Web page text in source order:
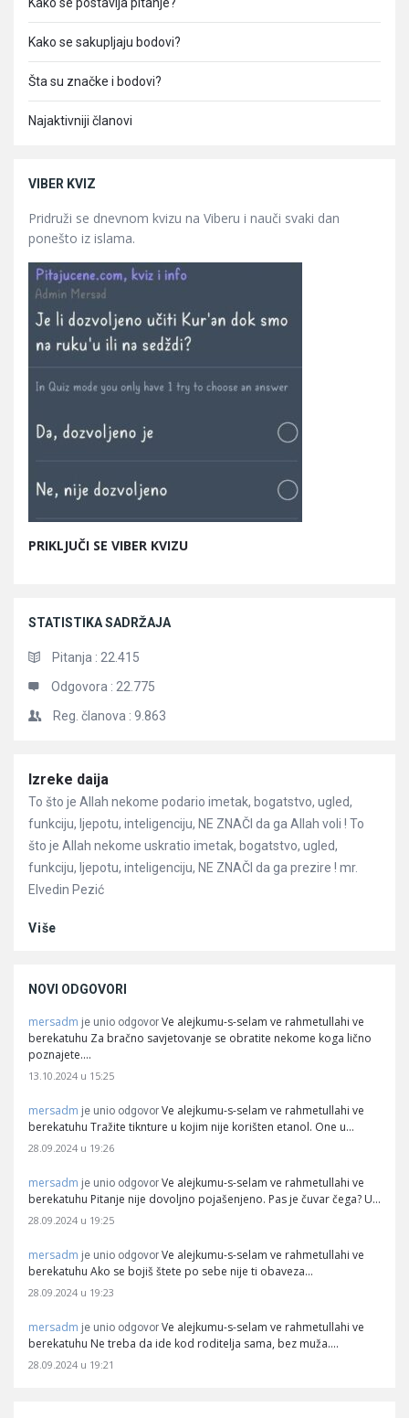
Kako se sakupljaju bodovi?
Šta su značke i bodovi?
Najaktivniji članovi
VIBER KVIZ
Pridruži se dnevnom kvizu na Viberu i nauči svaki dan
ponešto iz islama.
PRIKLJUČI SE VIBER KVIZU
STATISTIKA SADRŽAJA
Pitanja : 22.415
Odgovora : 22.775
Reg. članova : 9.863
Članci
Izreke daija
To što je Allah nekome podario imetak, bogatstvo, ugled,
funkciju, ljepotu, inteligenciju, NE ZNAČI da ga Allah voli ! To
što je Allah nekome uskratio imetak, bogatstvo, ugled,
funkciju, ljepotu, inteligenciju, NE ZNAČI da ga prezire ! mr.
Elvedin Pezić
Više
NOVI ODGOVORI
mersadm je unio odgovor Ve alejkumu-s-selam ve rahmetullahi ve
berekatuhu Za bračno savjetovanje se obratite nekome koga lično
poznajete.…
13.10.2024 u 15:25
mersadm je unio odgovor Ve alejkumu-s-selam ve rahmetullahi ve
berekatuhu Tražite tiknture u kojim nije korišten etanol. One u…
28.09.2024 u 19:26
mersadm je unio odgovor Ve alejkumu-s-selam ve rahmetullahi ve
berekatuhu Pitanje nije dovoljno pojašenjeno. Pas je čuvar čega? U…
28.09.2024 u 19:25
mersadm je unio odgovor Ve alejkumu-s-selam ve rahmetullahi ve
berekatuhu Ako se bojiš štete po sebe nije ti obaveza…
28.09.2024 u 19:23
mersadm je unio odgovor Ve alejkumu-s-selam ve rahmetullahi ve
berekatuhu Ne treba da ide kod roditelja sama, bez muža.…
28.09.2024 u 19:21